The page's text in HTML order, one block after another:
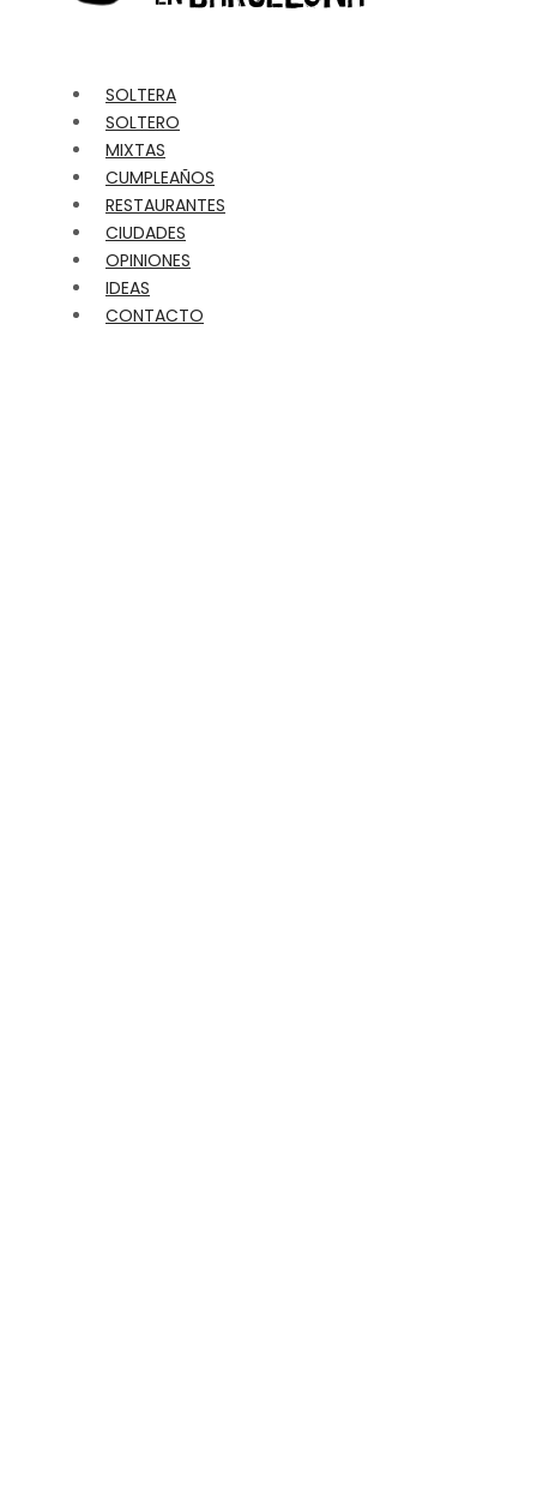
SOLTERA
SOLTERO
MIXTAS
CUMPLEAÑOS
RESTAURANTES
CIUDADES
OPINIONES
IDEAS
CONTACTO